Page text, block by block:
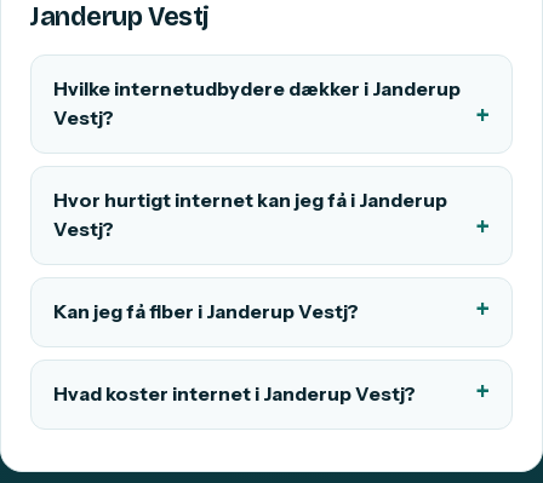
Janderup Vestj
Hvilke internetudbydere dækker i Janderup
Vestj?
Hvor hurtigt internet kan jeg få i Janderup
Vestj?
Kan jeg få fiber i Janderup Vestj?
Hvad koster internet i Janderup Vestj?